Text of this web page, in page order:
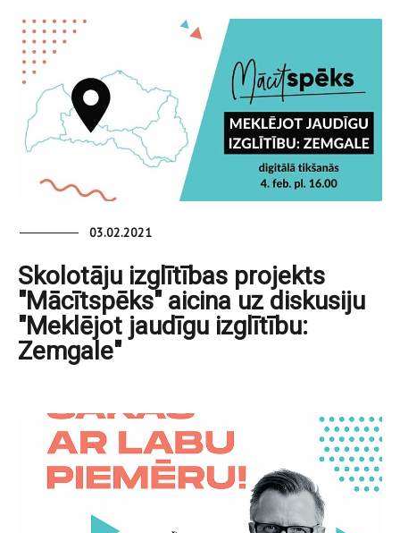
03.02.2021
Skolotāju izglītības projekts
"Mācītspēks" aicina uz diskusiju
"Meklējot jaudīgu izglītību:
Zemgale"